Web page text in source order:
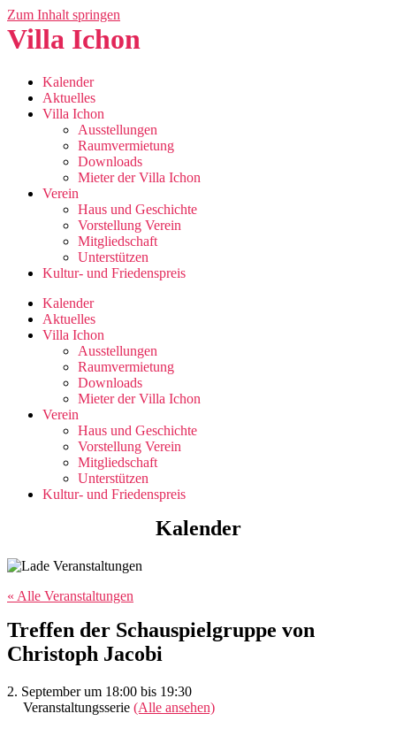
Zum Inhalt springen
Villa Ichon
Kalender
Aktuelles
Villa Ichon
Ausstellungen
Raumvermietung
Downloads
Mieter der Villa Ichon
Verein
Haus und Geschichte
Vorstellung Verein
Mitgliedschaft
Unterstützen
Kultur- und Friedenspreis
Kalender
Aktuelles
Villa Ichon
Ausstellungen
Raumvermietung
Downloads
Mieter der Villa Ichon
Verein
Haus und Geschichte
Vorstellung Verein
Mitgliedschaft
Unterstützen
Kultur- und Friedenspreis
Kalender
« Alle Veranstaltungen
Treffen der Schauspielgruppe von
Christoph Jacobi
2. September um 18:00 bis 19:30
Veranstaltungsserie (Alle ansehen)